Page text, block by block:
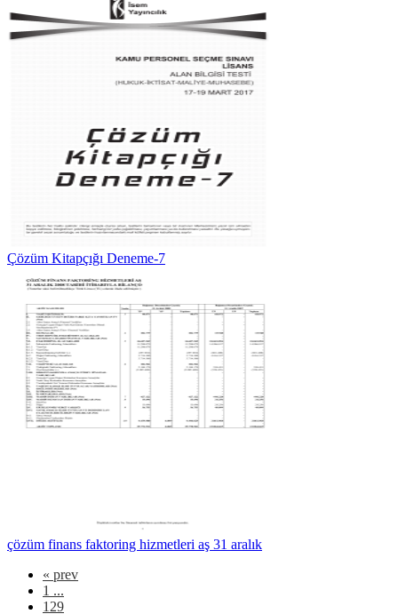
Çözüm Kitapçığı Deneme-7
çözüm finans faktoring hizmetleri aş 31 aralık
« prev
1 ...
129